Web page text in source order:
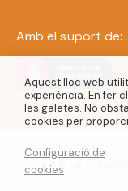
Amb el suport de:
© La
Aquest lloc web
experiència. En fer
les galetes. No
cookies per
Configuració de
cookies